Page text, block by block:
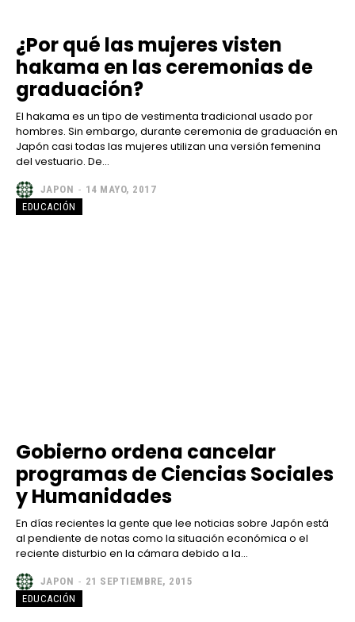
¿Por qué las mujeres visten
hakama en las ceremonias de
graduación?
El hakama es un tipo de vestimenta tradicional usado por
hombres. Sin embargo, durante ceremonia de graduación en
Japón casi todas las mujeres utilizan una versión femenina
del vestuario. De...
JAPON - 14 MAYO, 2017
EDUCACIÓN
Gobierno ordena cancelar
programas de Ciencias Sociales
y Humanidades
En días recientes la gente que lee noticias sobre Japón está
al pendiente de notas como la situación económica o el
reciente disturbio en la cámara debido a la...
JAPON - 21 SEPTIEMBRE, 2015
EDUCACIÓN